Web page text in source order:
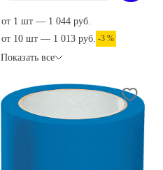
от 1 шт — 1 044 руб.
от 10 шт — 1 013 руб. -3 %
Показать все